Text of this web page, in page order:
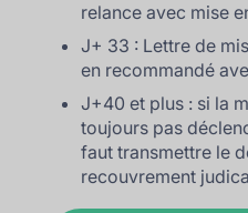
relance avec mise
J+ 33 : Lettre de
en recommandé
J+40 et plus : si la
toujours pas
faut transmettre le
recouvrement